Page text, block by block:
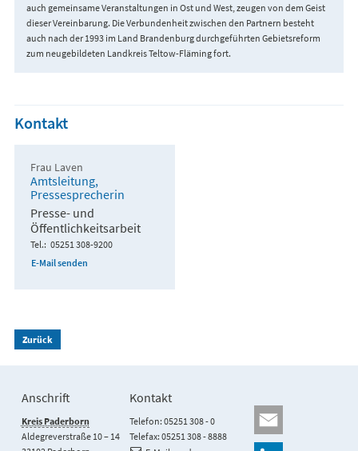
auch gemeinsame Veranstaltungen in Ost und West, zeugen von dem Geist
dieser Vereinbarung. Die Verbundenheit zwischen den Partnern besteht
auch nach der 1993 im Land Brandenburg durchgeführten Gebietsreform
zum neugebildeten Landkreis Teltow-Fläming fort.
Kontakt
Frau Laven
Amtsleitung,
Pressesprecherin
Presse- und
Öffentlichkeitsarbeit
Tel. 05251 308-9200
E-Mail senden
Zurück
Anschrift
Kreis Paderborn
Aldegreverstraße 10 – 14
Kontakt
Telefon: 05251 308 - 0
Telefax: 05251 308 - 8888